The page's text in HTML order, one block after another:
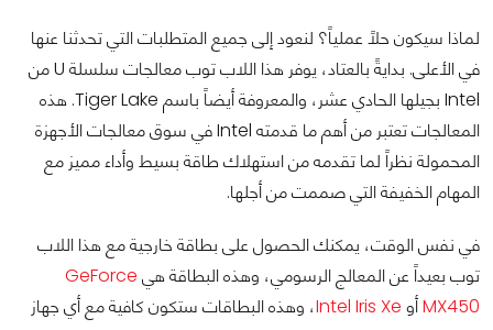
لماذا سيكون حلاً عملياً؟ لنعود إلى جميع المتطلبات التي تحدثنا عنها
في الأعلى. بدايةً بالعتاد، يوفر هذا اللاب توب معالجات سلسلة U من
Intel بجيلها الحادي عشر، والمعروفة أيضاً باسم Tiger Lake. هذه
المعالجات تعتبر من أهم ما قدمته Intel في سوق معالجات الأجهزة
المحمولة نظراً لما تقدمه من استهلاك طاقة بسيط وأداء مميز مع
المهام الخفيفة التي صممت من أجلها.
في نفس الوقت، يمكنك الحصول على بطاقة خارجية مع هذا اللاب
توب بعيداً عن المعالج الرسومي، وهذه البطاقة هي GeForce
MX450أو Intel Iris Xe، وهذه البطاقات ستكون كافية مع أي جهاز